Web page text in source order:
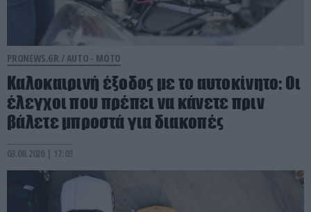
PRONEWS.GR / AUTO - MOTO
Καλοκαιρινή έξοδος με το αυτοκίνητο: Οι
έλεγχοι που πρέπει να κάνετε πριν
βάλετε μπροστά για διακοπές
03.08.2026 | 17:03